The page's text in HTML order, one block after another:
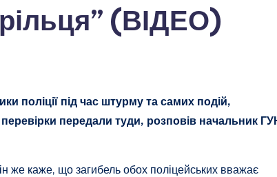
(ВІДЕО)
поліції під час штурму та самих подій,
передали туди, розповів начальник
же каже, що загибель обох поліцейських вважає